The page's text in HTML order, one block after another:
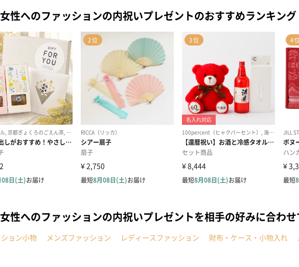
性へのファッションの内祝いプレゼントのおすすめランキング
性へのファッションの内祝いプレゼントを相手の好みに合わ
ョン小物 メンズファッション レディースファッション 財布・ケース・小物入れ